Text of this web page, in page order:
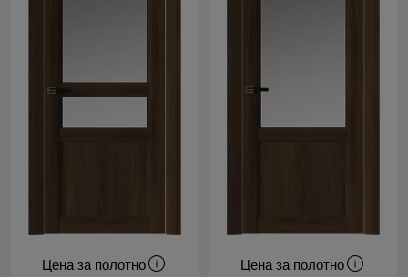
Цена за полотно Цена за полотно